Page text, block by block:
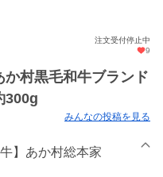
注文受付停止中
9
か村黒毛和牛ブランド
300g
みんなの投稿を見る
】あか村総本家